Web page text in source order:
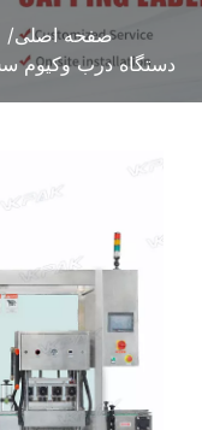
صفحه اصلی
دستگاه درب